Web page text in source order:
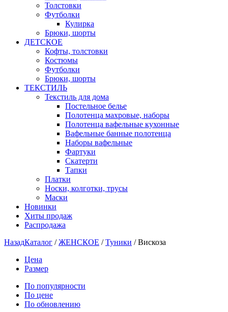
Толстовки
Футболки
Кулирка
Брюки, шорты
ДЕТСКОЕ
Кофты, толстовки
Костюмы
Футболки
Брюки, шорты
ТЕКСТИЛЬ
Текстиль для дома
Постельное белье
Полотенца махровые, наборы
Полотенца вафельные кухонные
Вафельные банные полотенца
Наборы вафельные
Фартуки
Скатерти
Тапки
Платки
Носки, колготки, трусы
Маски
Новинки
Хиты продаж
Распродажа
НазадКаталог /ЖЕНСКОЕ /Туники /Вискоза
Цена
Размер
По популярности
По цене
По обновлению